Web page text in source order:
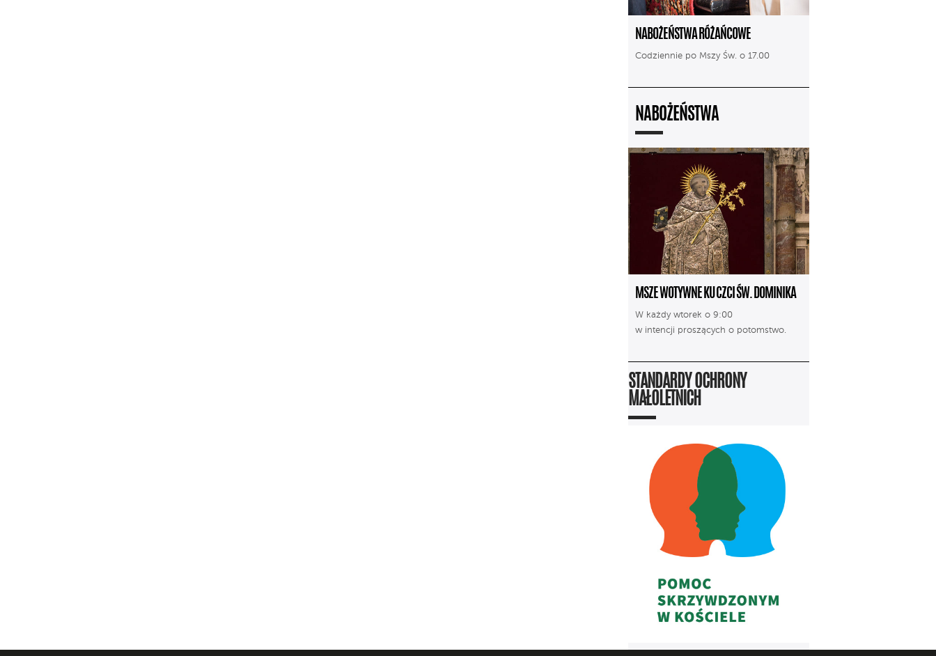
NABOŻEŃSTWA RÓŻAŃCOWE
Codziennie po Mszy Św. o 17.00
NABOŻEŃSTWA
MSZE WOTYWNE KU CZCI ŚW. DOMINIKA
W każdy wtorek o 9:00
w intencji proszących o potomstwo.
STANDARDY OCHRONY
MAŁOLETNICH